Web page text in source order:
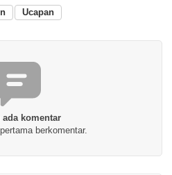
Ucapan
ada komentar
berkomentar.